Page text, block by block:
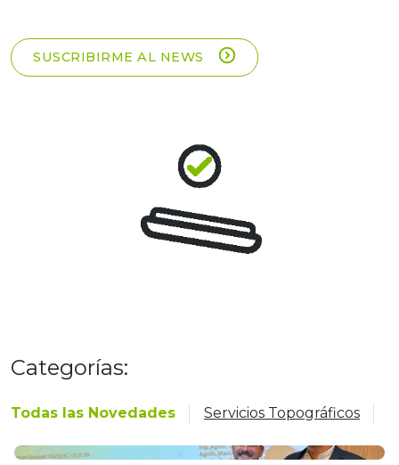
SUSCRIBIRME AL NEWS
Categorías:
Todas las Novedades Servicios Topográficos